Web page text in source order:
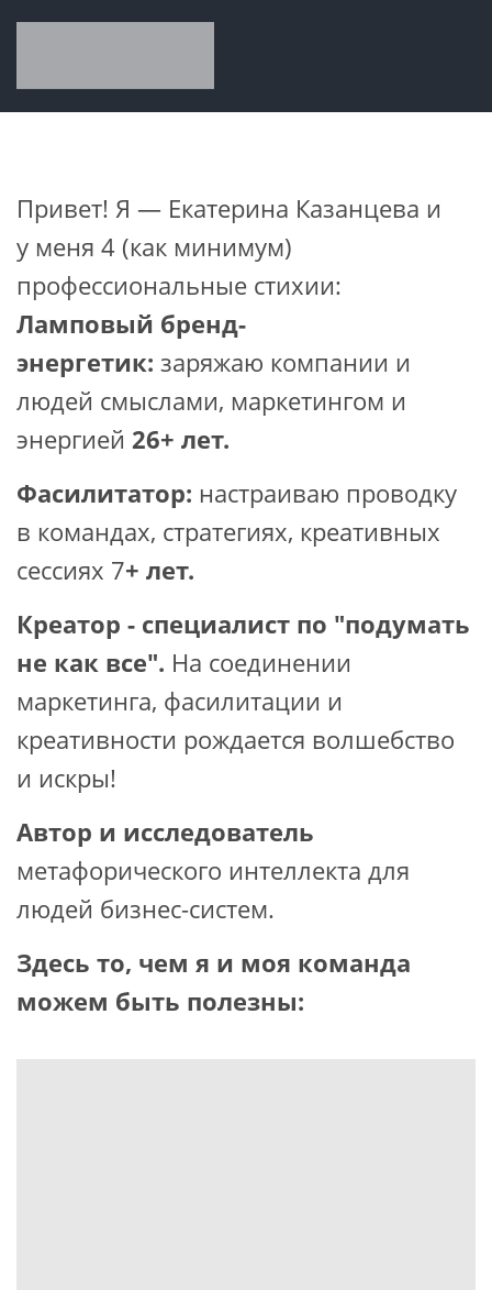
Привет! Я — Екатерина Казанцева и
у меня 4 (как минимум)
профессиональные стихии:
Ламповый бренд-
энергетик: заряжаю компании и
людей смыслами, маркетингом и
энергией 26+ лет.
Фасилитатор: настраиваю проводку
в командах, стратегиях, креативных
сессиях 7+ лет.
Креатор - специалист по "подумать
не как все". На соединении
маркетинга, фасилитации и
креативности рождается волшебство
и искры!
Автор и исследователь
метафорического интеллекта для
людей бизнес-систем.
Здесь то, чем я и моя команда
можем быть полезны: